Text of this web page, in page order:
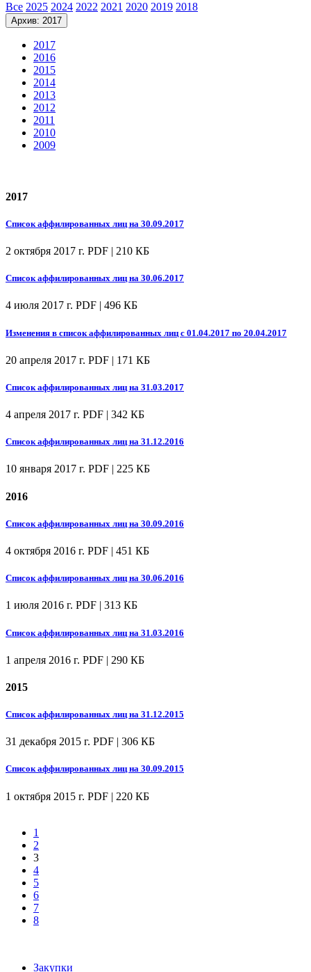
Все 2025 2024 2022 2021 2020 2019 2018
Архив: 2017
2017
2016
2015
2014
2013
2012
2011
2010
2009
2017
Список аффилированных лиц на 30.09.2017
2 октября 2017 г. PDF | 210 КБ
Список аффилированных лиц на 30.06.2017
4 июля 2017 г. PDF | 496 КБ
Изменения в список аффилированных лиц с 01.04.2017 по 20.04.2017
20 апреля 2017 г. PDF | 171 КБ
Список аффилированных лиц на 31.03.2017
4 апреля 2017 г. PDF | 342 КБ
Список аффилированных лиц на 31.12.2016
10 января 2017 г. PDF | 225 КБ
2016
Список аффилированных лиц на 30.09.2016
4 октября 2016 г. PDF | 451 КБ
Список аффилированных лиц на 30.06.2016
1 июля 2016 г. PDF | 313 КБ
Список аффилированных лиц на 31.03.2016
1 апреля 2016 г. PDF | 290 КБ
2015
Список аффилированных лиц на 31.12.2015
31 декабря 2015 г. PDF | 306 КБ
Список аффилированных лиц на 30.09.2015
1 октября 2015 г. PDF | 220 КБ
1
2
3
4
5
6
7
8
Закупки